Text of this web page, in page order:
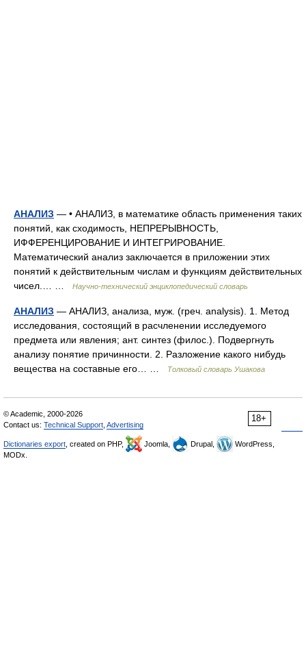
АНАЛИЗ — • АНАЛИЗ, в математике область применения таких
понятий, как сходимость, НЕПРЕРЫВНОСТЬ,
ИФФЕРЕНЦИРОВАНИЕ И ИНТЕГРИРОВАНИЕ.
Математический анализ заключается в приложении этих
понятий к действительным числам и функциям действительных
чисел.… …
Научно-технический энциклопедический словарь
АНАЛИЗ — АНАЛИЗ, анализа, муж. (греч. analysis). 1. Метод
исследования, состоящий в расчленении исследуемого
предмета или явления; ант. синтез (филос.). Подвергнуть
анализу понятие причинности. 2. Разложение какого нибудь
вещества на составные его… …
Толковый словарь Ушакова
18+
© Academic, 2000-2026
Contact us: Technical Support Advertising
Dictionaries export , created on PHP, Joomla, Drupal,
WordPress,
MODx.